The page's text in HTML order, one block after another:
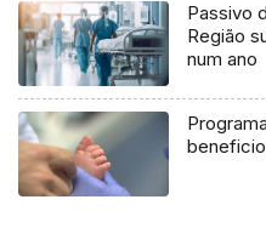
Passivo
Região
num ano